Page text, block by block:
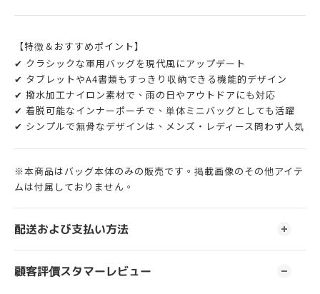
【特徴＆おすすめポイント】
✔ クラシックな軍用バッグを現代風にアップデート
✔ タブレットやA4書類もすっきり収納できる機能的デザイン
✔ 撥水加工ナイロン素材で、雨の日やアウトドアにも対応
✔ 着脱可能なインナーポーチで、単体ミニバッグとしても活躍
✔ シンプルで無骨なデザインは、メンズ・レディース問わず人気
※本商品はバッグ本体のみの販売です。掲載画像のその他アイテ
ムは付属しておりません。
配送および支払い方法
顧客評價スタマーレビュー